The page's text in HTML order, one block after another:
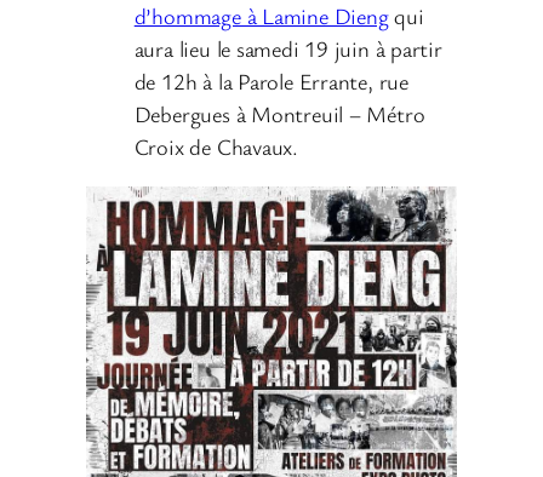
d’hommage à Lamine Diengqui
aura lieu le samedi 19 juin à partir
de 12h à la Parole Errante, rue
Debergues à Montreuil – Métro
Croix de Chavaux.